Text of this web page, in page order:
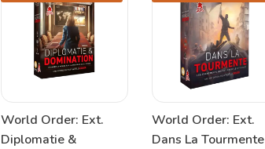
World Order: Ext.
Diplomatie &
World Order: Ext.
Dans La Tourmente